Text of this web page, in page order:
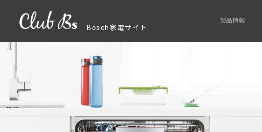
Bosch家電サイト
製品情報